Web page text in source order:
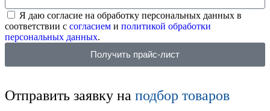
Я даю согласие на обработку персональных данных в
соответствии с согласием и политикой обработки
персональных данных.
Получить прайс-лист
Отправить заявку на подбор товаров